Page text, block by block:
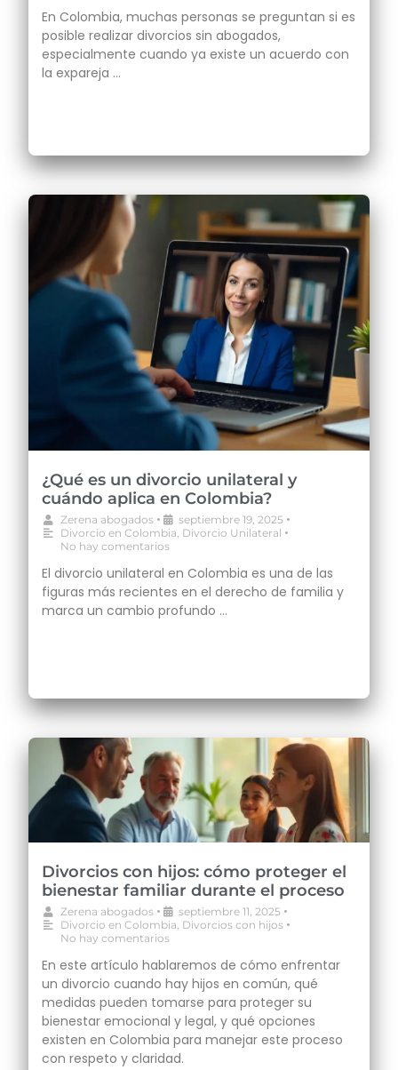
En Colombia, muchas personas se preguntan si es
posible realizar divorcios sin abogados,
especialmente cuando ya existe un acuerdo con
la expareja …
¿Qué es un divorcio unilateral y
cuándo aplica en Colombia?
Zerena abogados • septiembre 19, 2025 •
Divorcio en Colombia Divorcio Unilateral •
No hay comentarios
El divorcio unilateral en Colombia es una de las
figuras más recientes en el derecho de familia y
marca un cambio profundo …
Divorcios con hijos: cómo proteger el
bienestar familiar durante el proceso
Zerena abogados • septiembre 11, 2025 •
Divorcio en Colombia Divorcios con hijos •
No hay comentarios
En este artículo hablaremos de cómo enfrentar
un divorcio cuando hay hijos en común, qué
medidas pueden tomarse para proteger su
bienestar emocional y legal, y qué opciones
existen en Colombia para manejar este proceso
con respeto y claridad.